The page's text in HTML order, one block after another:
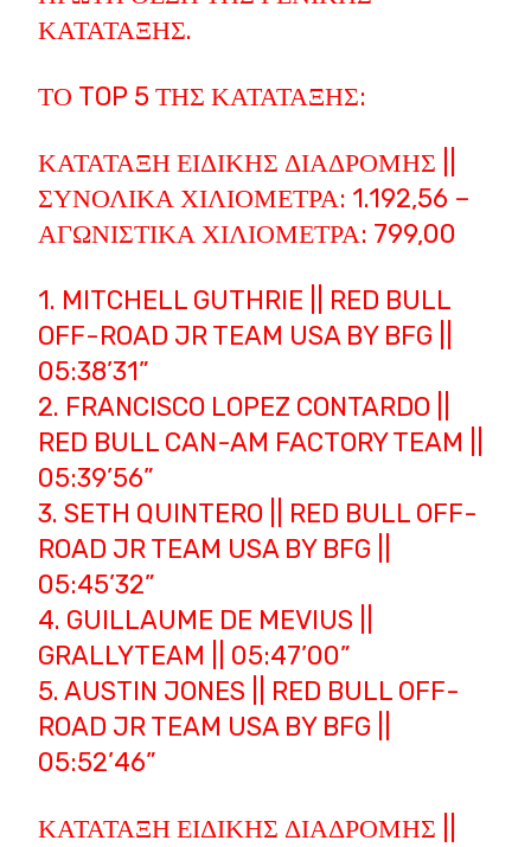
ΚΑΤΆΤΑΞΗΣ.
ΤΟ TOP 5 ΤΗΣ ΚΑΤΆΤΑΞΗΣ:
ΚΑΤΆΤΑΞΗ ΕΙΔΙΚΉΣ ΔΙΑΔΡΟΜΉΣ ||
ΣΥΝΟΛΙΚΆ ΧΙΛΙΌΜΕΤΡΑ: 1.192,56 –
ΑΓΩΝΙΣΤΙΚΆ ΧΙΛΙΌΜΕΤΡΑ: 799,00
1. MITCHELL GUTHRIE || RED BULL
OFF-ROAD JR TEAM USA BY BFG ||
05:38’31”
2. FRANCISCO LOPEZ CONTARDO ||
RED BULL CAN-AM FACTORY TEAM ||
05:39’56”
3. SETH QUINTERO || RED BULL OFF-
ROAD JR TEAM USA BY BFG ||
05:45’32”
4. GUILLAUME DE MEVIUS ||
GRALLYTEAM || 05:47’00”
5. AUSTIN JONES || RED BULL OFF-
ROAD JR TEAM USA BY BFG ||
05:52’46”
ΚΑΤΆΤΑΞΗ ΕΙΔΙΚΉΣ ΔΙΑΔΡΟΜΉΣ ||